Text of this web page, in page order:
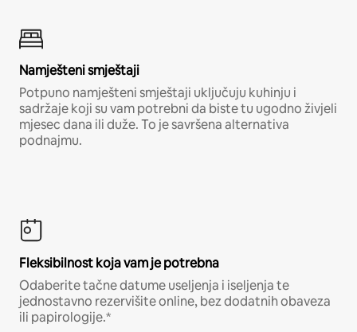
Namješteni smještaji
Potpuno namješteni smještaji uključuju kuhinju i
sadržaje koji su vam potrebni da biste tu ugodno živjeli
mjesec dana ili duže. To je savršena alternativa
podnajmu.
Fleksibilnost koja vam je potrebna
Odaberite tačne datume useljenja i iseljenja te
jednostavno rezervišite online, bez dodatnih obaveza
ili papirologije.*